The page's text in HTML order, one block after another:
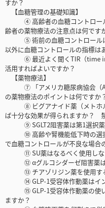
すか？
【血糖管理の基礎知識】
④ 高齢者の血糖コントロー
齢者の薬物療法の注意点は何です
⑤ 術前の血糖コントロールは
以外に血糖コントロールの指標は
⑥ 最近よく聞くTIR（time in
活用すればよいですか？
【薬物療法】
⑦ 「アメリカ糖尿病協会（
の薬物療法のポイントは何ですか
⑧ ビグアナイド薬（メトホル
ば十分な効果が得られますか？
⑨ SGLT2阻害薬は第1選択薬
⑩ 高齢や腎機能低下時の選
で血糖コントロールが不良な場合
⑪ SU薬はなるべく使用しな
⑫ αグルコシダーゼ阻害薬は
⑬ チアゾリジン薬を使用する
⑭ GLP-1受容体作動薬はイン
⑮ GLP-1受容体作動薬の使い
ますか？